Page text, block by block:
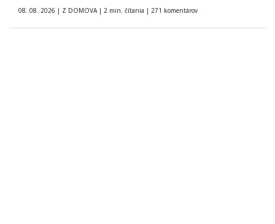
08. 08. 2026 | Z DOMOVA | 2 min. čítania | 271 komentárov